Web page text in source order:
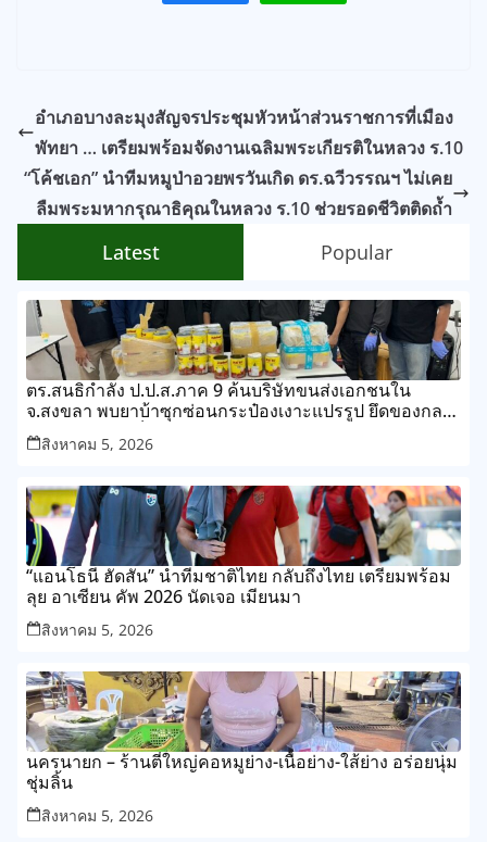
อำเภอบางละมุงสัญจรประชุมหัวหน้าส่วนราชการที่เมือง
พัทยา … เตรียมพร้อมจัดงานเฉลิมพระเกียรติในหลวง ร.10
“โค้ชเอก” นำทีมหมูป่าอวยพรวันเกิด ดร.ฉวีวรรณฯ ไม่เคย
ลืมพระมหากรุณาธิคุณในหลวง ร.10 ช่วยรอดชีวิตติดถ้ำ
Latest Popular
ตร.สนธิกำลัง ป.ป.ส.ภาค 9 ค้นบริษัทขนส่งเอกชนใน
จ.สงขลา พบยาบ้าซุกซ่อนกระป๋องเงาะแปรรูป ยึดของกลาง
กว่า 268,000 เม็ด
สิงหาคม 5, 2026
“แอนโธนี ฮัดสัน” นำทีมชาติไทย กลับถึงไทย เตรียมพร้อม
ลุย อาเซียน คัพ 2026 นัดเจอ เมียนมา
สิงหาคม 5, 2026
นครนายก – ร้านตี๋ใหญ่คอหมูย่าง-เนื้อย่าง-ใส้ย่าง อร่อยนุ่ม
ชุ่มลิ้น
สิงหาคม 5, 2026